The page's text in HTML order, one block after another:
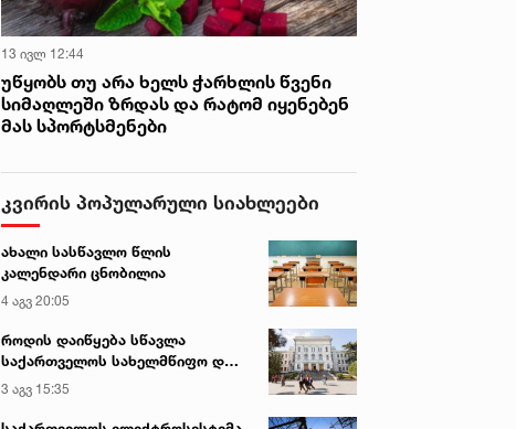
13 ივლ 12:44
უწყობს თუ არა ხელს ჭარხლის წვენი
სიმაღლეში ზრდას და რატომ იყენებენ
მას სპორტსმენები